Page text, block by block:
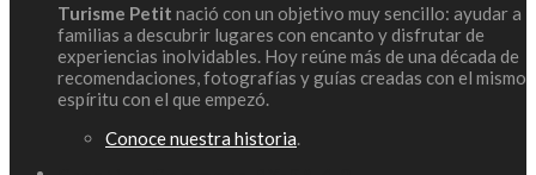
Turisme Petit nació con un objetivo muy sencillo: ayudar a
familias a descubrir lugares con encanto y disfrutar de
experiencias inolvidables. Hoy reúne más de una década de
recomendaciones, fotografías y guías creadas con el mismo
espíritu con el que empezó.
Conoce nuestra historia.